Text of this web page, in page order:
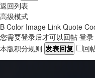
返回列表
高级模式
B Color Image Link Quote
您需要登录后才可以回帖 登录
本版积分规则 发表回复 回